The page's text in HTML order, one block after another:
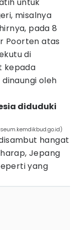
misalnya
pada 8
Poorten atas
di
kepada
oleh
diduduki
hangat
Jepang
yang